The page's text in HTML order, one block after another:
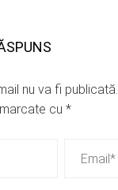
nu va fi publicată.
cu *